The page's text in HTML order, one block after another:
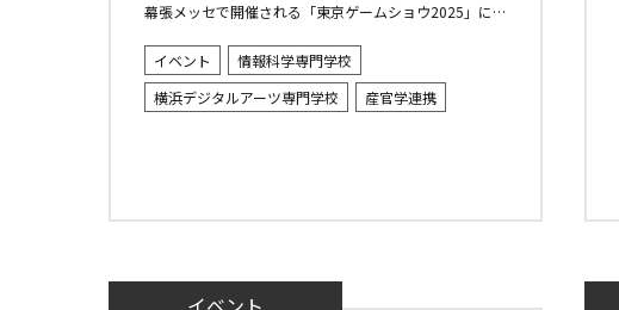
幕張メッセで開催される「東京ゲームショウ2025」に出
果を、国内最...
イベント
情報科学専門学校
横浜デジタルアーツ専門学校
産官学連携